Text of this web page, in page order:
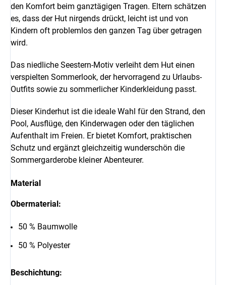
den Komfort beim ganztägigen Tragen. Eltern schätzen
es, dass der Hut nirgends drückt, leicht ist und von
Kindern oft problemlos den ganzen Tag über getragen
wird.
Das niedliche Seestern-Motiv verleiht dem Hut einen
verspielten Sommerlook, der hervorragend zu Urlaubs-
Outfits sowie zu sommerlicher Kinderkleidung passt.
Dieser Kinderhut ist die ideale Wahl für den Strand, den
Pool, Ausflüge, den Kinderwagen oder den täglichen
Aufenthalt im Freien. Er bietet Komfort, praktischen
Schutz und ergänzt gleichzeitig wunderschön die
Sommergarderobe kleiner Abenteurer.
Material
Obermaterial:
50 % Baumwolle
50 % Polyester
Beschichtung: